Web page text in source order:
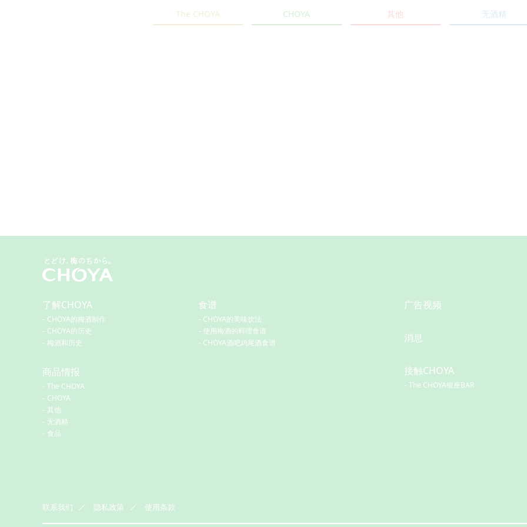
The CHOYA CHOYA 其他 无酒精
了解CHOYA
CHOYA的梅酒制作
CHOYA的历史
梅酒和历史
商品情报
The CHOYA
CHOYA
其他
无酒精
食品
食谱
CHOYA的美味饮法
使用梅酒的料理食谱
CHOYA酒吧鸡尾酒食谱
广告视频
消息
接触CHOYA
The CHOYA银座BAR
联系我们 隐私政策 使用条款